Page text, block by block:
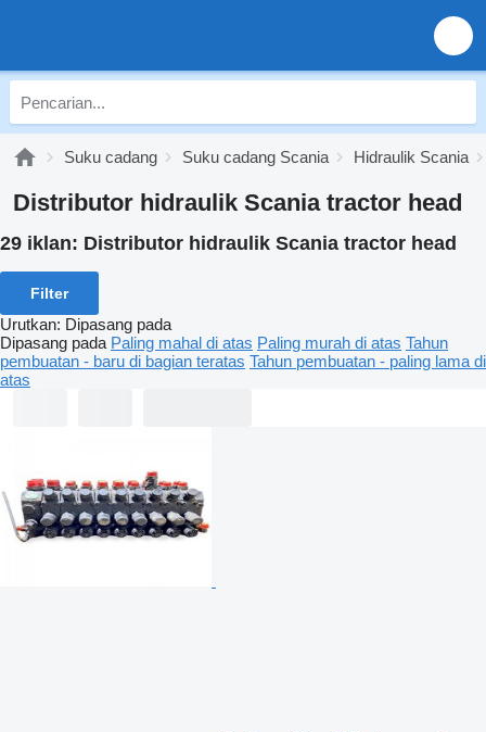
Suku cadang Suku cadang Scania Hidraulik Scania
Distributor hidraulik Scania tractor head
29 iklan: Distributor hidraulik Scania tractor head
Filter
Urutkan: Dipasang pada
Dipasang pada Paling mahal di atas Paling murah di atas Tahun
pembuatan - baru di bagian teratas Tahun pembuatan - paling lama di
atas